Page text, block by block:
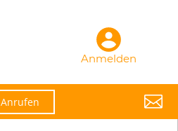
Anmelden
Anrufen 